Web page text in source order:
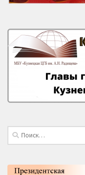
Найти: